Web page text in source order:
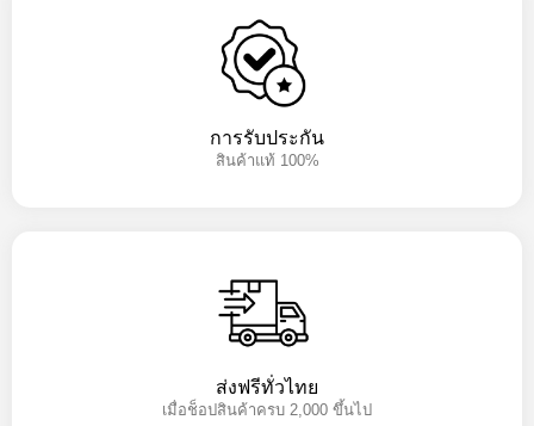
การรับประกัน
สินค้าแท้ 100%
ส่งฟรีทั่วไทย
เมื่อช็อปสินค้าครบ 2,000 ขึ้นไป